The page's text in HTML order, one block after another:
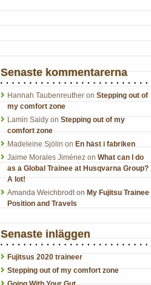
Senaste kommentarerna
Hannah Taubenreuther on Stepping out of
my comfort zone
Lamin Saidy on Stepping out of my
comfort zone
Madeleine Sjölin on En häst i fabriken
Jaime Morales Jiménez on What can I do
as a Global Trainee at Husqvarna Group?
A lot!
Amanda Weichbrodton My Fujitsu Trainee
Position and Travels
Senaste inläggen
Fujitsus 2020 traineer
Stepping out of my comfort zone